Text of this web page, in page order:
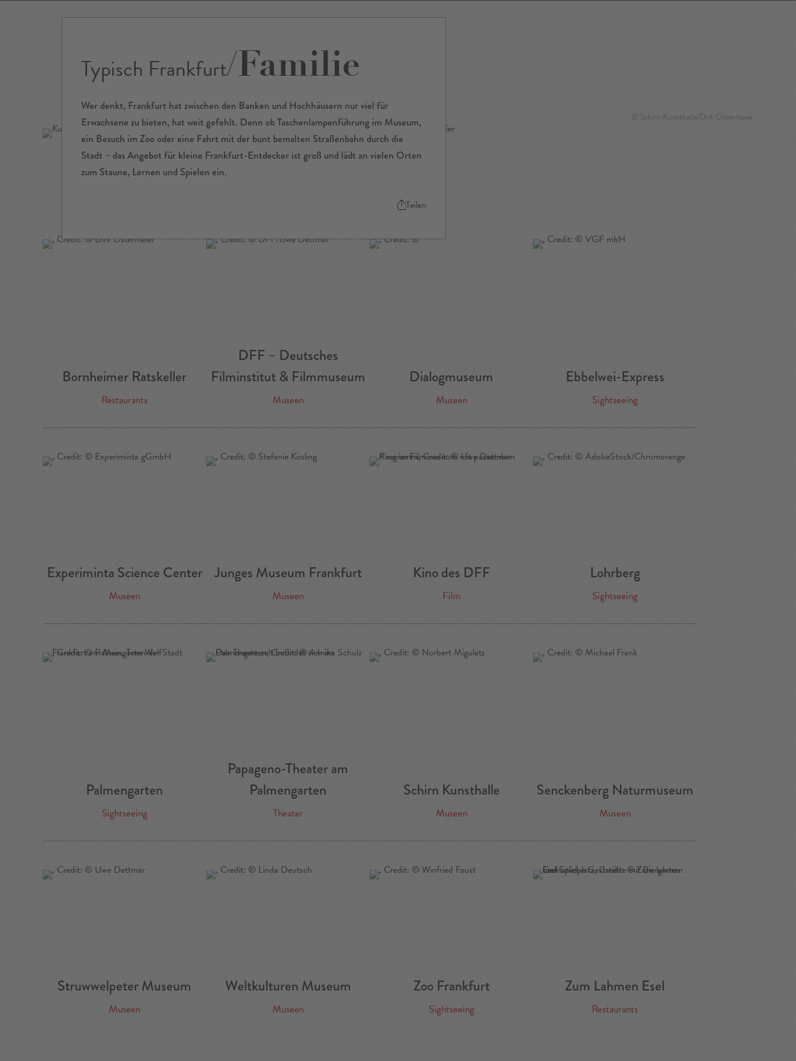
© Schirn Kunsthalle/Dirk Ostermeier
Typisch Frankfurt/​Familie
Wer denkt, Frankfurt hat zwischen den Banken und Hochhäusern nur viel für
Erwachsene zu bieten, hat weit gefehlt. Denn ob Taschenlampenführung im Museum,
ein Besuch im Zoo oder eine Fahrt mit der bunt bemalten Straßenbahn durch die
Stadt – das Angebot für kleine Frankfurt-Entdecker ist groß und lädt an vielen Orten
zum Staune, Lernen und Spielen ein.
Teilen
Bornheimer Ratskeller
Restaurants
DFF – Deutsches
Filminstitut & Filmmuseum
Museen
Dialogmuseum
Museen
Ebbelwei-Express
Sightseeing
Experiminta Science Center
Museen
Junges Museum Frankfurt
Museen
Kino des DFF
Film
Lohrberg
Sightseeing
Palmengarten
Sightseeing
Papageno-Theater am
Palmengarten
Theater
Schirn Kunsthalle
Museen
Senckenberg Naturmuseum
Museen
Struwwelpeter Museum
Museen
Weltkulturen Museum
Museen
Zoo Frankfurt
Sightseeing
Zum Lahmen Esel
Restaurants